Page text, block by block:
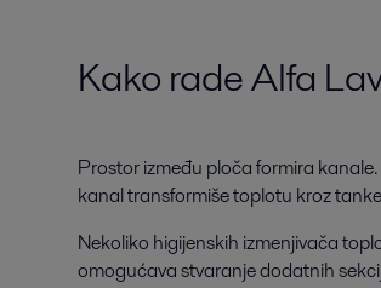
Kako rade Alfa
Prostor između ploča formira
kanal transformiše toplotu kroz
Nekoliko higijenskih izmenjivača
omogućava stvaranje dodatnih